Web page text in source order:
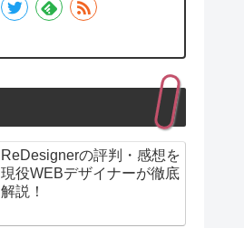
ReDesignerの評判・感想を
現役WEBデザイナーが徹底
解説！